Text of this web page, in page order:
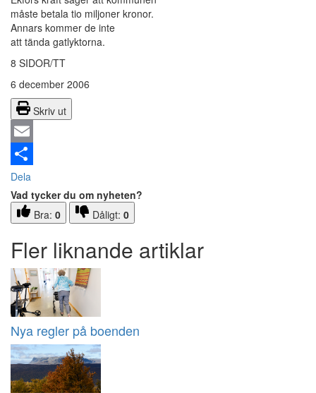
måste betala tio miljoner kronor.
Annars kommer de inte
att tända gatlyktorna.
8 SIDOR/TT
6 december 2006
Skriv ut
Email
Dela
Vad tycker du om nyheten?
Bra: 0 Dåligt: 0
Fler liknande artiklar
Nya regler på boenden